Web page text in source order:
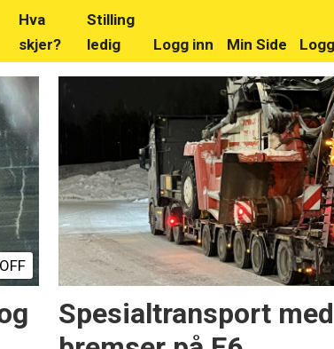
Hva
skjer?
Stilling
ledig
Logg inn Min Side
Spesialtransport